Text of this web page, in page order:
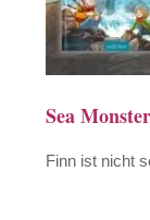
Sea
Finn ist nicht